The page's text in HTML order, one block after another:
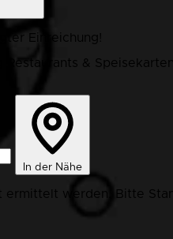
Einreichung!
Restaurants &
In der Nähe
ermittelt werden. Bitte